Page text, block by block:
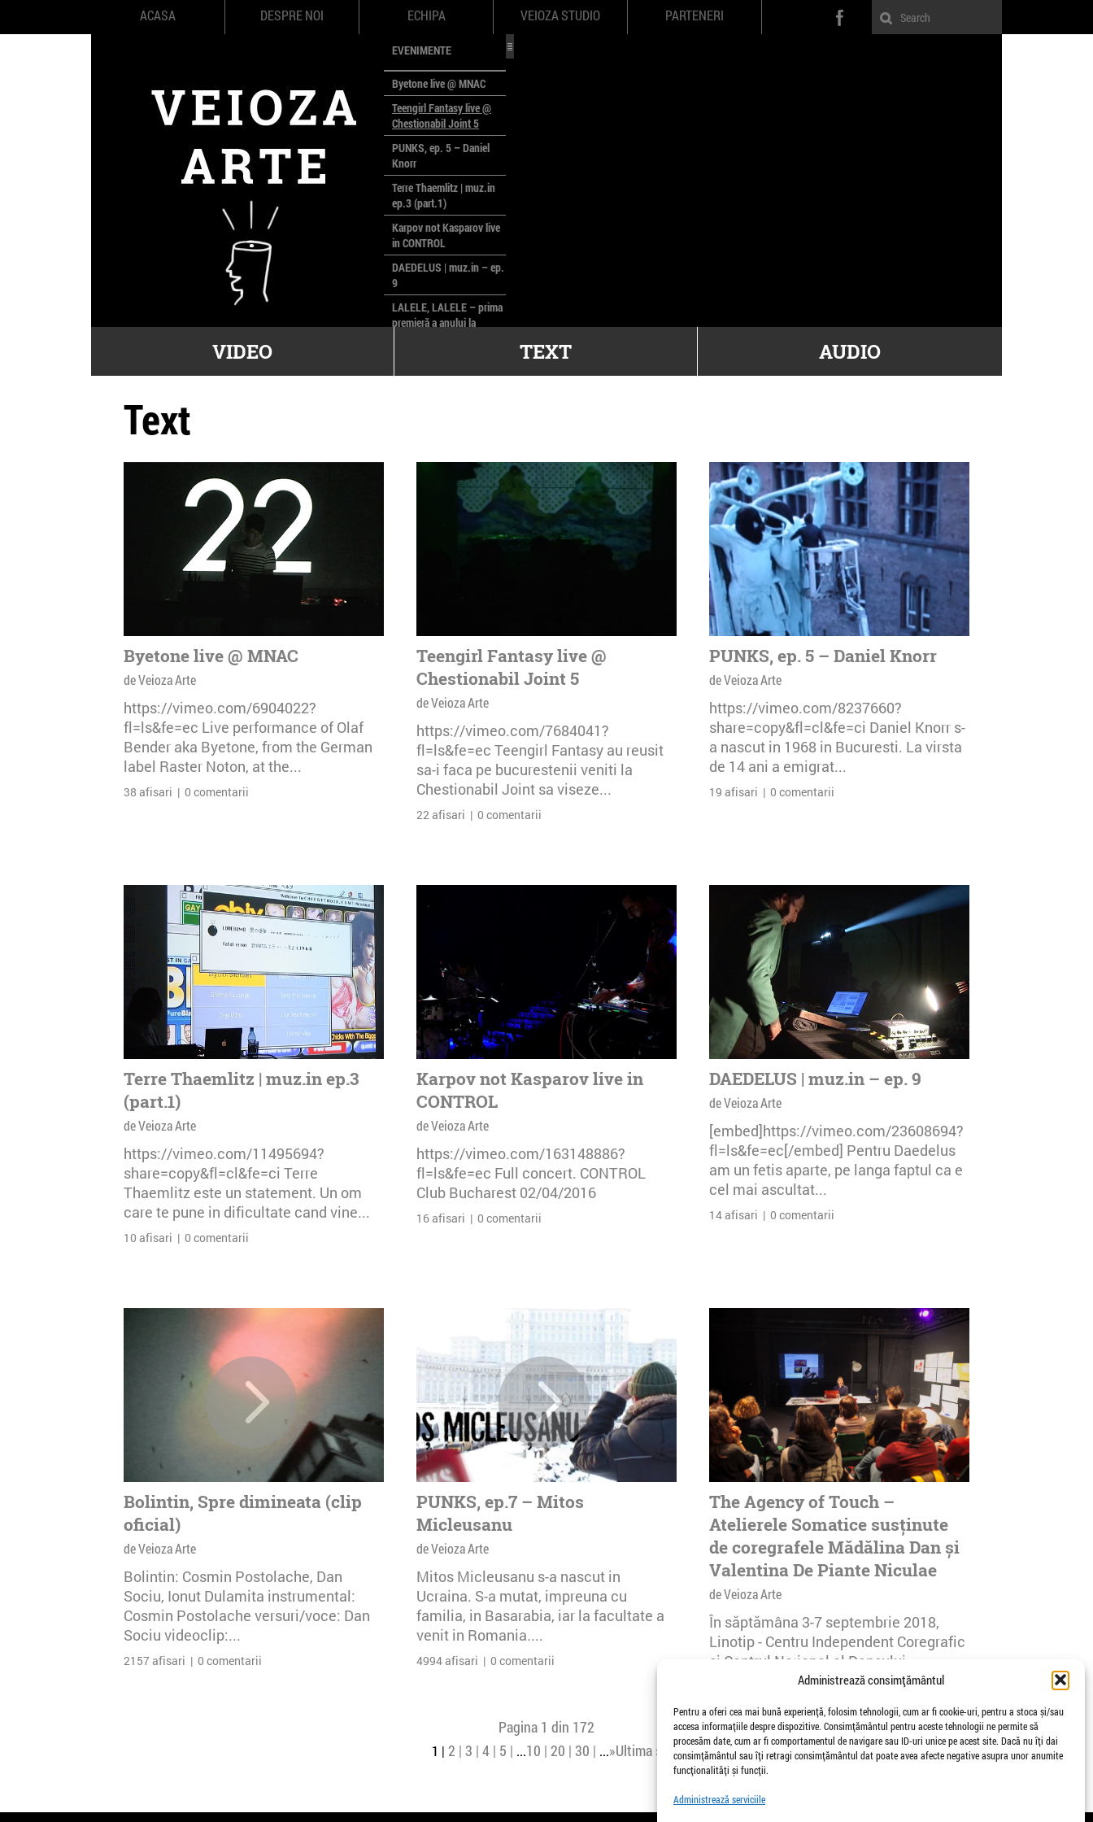
Administrează consimțământul
Pentru a oferi cea mai bună experiență, folosim tehnologii, cum ar fi cookie-uri, pentru a stoca și/sau
accesa informațiile despre dispozitive. Consimțământul pentru aceste tehnologii ne permite să
procesăm date, cum ar fi comportamentul de navigare sau ID-uri unice pe acest site. Dacă nu îți dai
consimțământul sau îți retragi consimțământul dat poate avea afecte negative asupra unor anumite
funcționalități și funcții.
Administrează serviciile
ACASA DESPRE NOI ECHIPA VEIOZA STUDIO PARTENERI
EVENIMENTE
Byetone live @ MNAC
Teengirl Fantasy live @
Chestionabil Joint 5
PUNKS, ep. 5 – Daniel
Knorr
Terre Thaemlitz | muz.in
ep.3 (part.1)
Karpov not Kasparov live
in CONTROL
DAEDELUS | muz.in – ep.
9
LALELE, LALELE – prima
premieră a anului la
poloneze la București
VIDEO TEXT AUDIO
Text
Byetone live @ MNAC
de Veioza Arte
https://vimeo.com/6904022?
fl=ls&fe=ec Live performance of Olaf
Bender aka Byetone, from the German
label Raster Noton, at the...
38 afisari | 0 comentarii
Teengirl Fantasy live @
Chestionabil Joint 5
de Veioza Arte
https://vimeo.com/7684041?
fl=ls&fe=ec Teengirl Fantasy au reusit
sa-i faca pe bucurestenii veniti la
Chestionabil Joint sa viseze...
22 afisari | 0 comentarii
PUNKS, ep. 5 – Daniel Knorr
de Veioza Arte
https://vimeo.com/8237660?
share=copy&fl=cl&fe=ci Daniel Knorr s-
a nascut in 1968 in Bucuresti. La virsta
de 14 ani a emigrat...
19 afisari | 0 comentarii
Terre Thaemlitz | muz.in ep.3
(part.1)
de Veioza Arte
https://vimeo.com/11495694?
share=copy&fl=cl&fe=ci Terre
Thaemlitz este un statement. Un om
care te pune in dificultate cand vine...
10 afisari | 0 comentarii
Karpov not Kasparov live in
CONTROL
de Veioza Arte
https://vimeo.com/163148886?
fl=ls&fe=ec Full concert. CONTROL
Club Bucharest 02/04/2016
16 afisari | 0 comentarii
DAEDELUS | muz.in – ep. 9
de Veioza Arte
[embed]https://vimeo.com/23608694?
fl=ls&fe=ec[/embed] Pentru Daedelus
am un fetis aparte, pe langa faptul ca e
cel mai ascultat...
14 afisari | 0 comentarii
Bolintin, Spre dimineata (clip
oficial)
de Veioza Arte
Bolintin: Cosmin Postolache, Dan
Sociu, Ionut Dulamita instrumental:
Cosmin Postolache versuri/voce: Dan
Sociu videoclip:...
2157 afisari | 0 comentarii
PUNKS, ep.7 – Mitos
Micleusanu
de Veioza Arte
Mitos Micleusanu s-a nascut in
Ucraina. S-a mutat, impreuna cu
familia, in Basarabia, iar la facultate a
venit in Romania....
4994 afisari | 0 comentarii
The Agency of Touch –
Atelierele Somatice susținute
de coregrafele Mădălina Dan și
Valentina De Piante Niculae
de Veioza Arte
În săptămâna 3-7 septembrie 2018,
Linotip - Centru Independent Coregrafic
și Centrul Național al Dansului
30 afisari | 0 comentarii
Pagina 1 din 172
1 2 3 4 5 ...10 20 30 ...»Ultima »